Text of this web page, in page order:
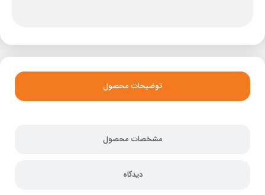
توضیحات محصول
مشخصات محصول
دیدگاه